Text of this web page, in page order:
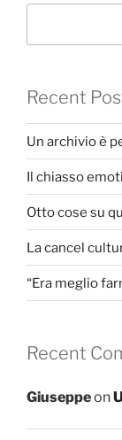
Recent
Un archivio è
Il chiasso
Otto cose su
La cancel
“Era meglio
Recent
Giuseppeon